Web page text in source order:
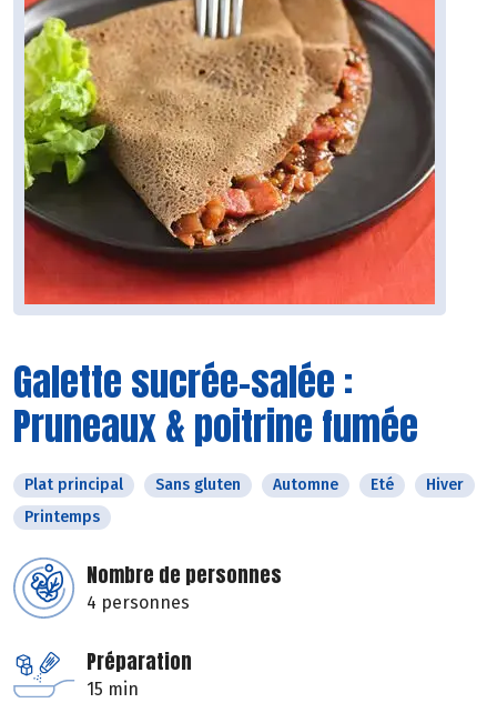
Galette sucrée-salée :
Pruneaux & poitrine fumée
Plat principal Sans gluten Automne Eté
Hiver
Printemps
Nombre de personnes
4 personnes
Préparation
15 min